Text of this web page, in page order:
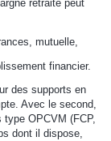
retraite peut
mutuelle,
financier.
des supports en
Avec le second,
type OPCVM (FCP,
dont il dispose,